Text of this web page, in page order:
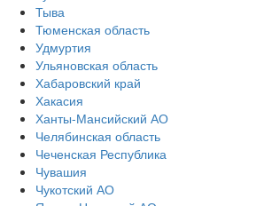
Тыва
Тюменская область
Удмуртия
Ульяновская область
Хабаровский край
Хакасия
Ханты-Мансийский АО
Челябинская область
Чеченская Республика
Чувашия
Чукотский АО